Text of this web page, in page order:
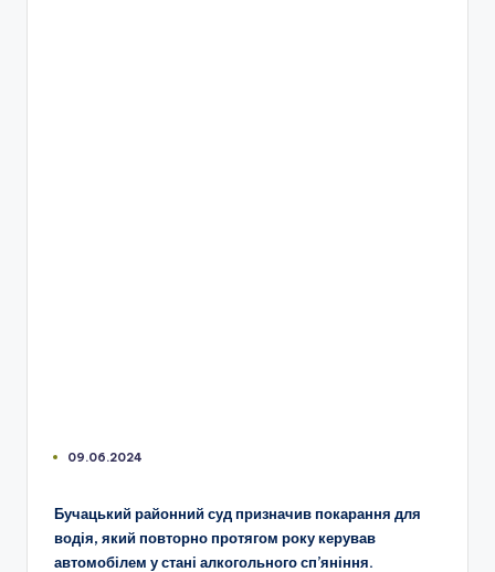
09.06.2024
Бучацький районний суд призначив покарання для
водія, який повторно протягом року керував
автомобілем у стані алкогольного сп’яніння.